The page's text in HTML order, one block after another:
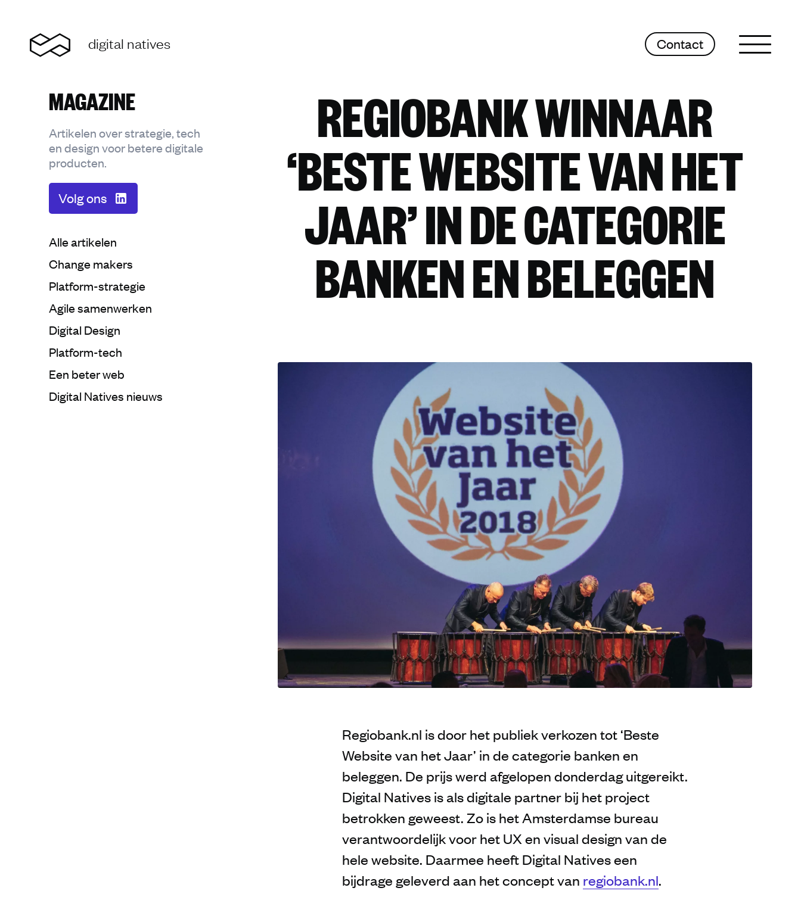
Home Contact Sluit menu
digital natives
MAGAZINE
Artikelen over strategie, tech
en design voor betere digitale
producten.
Volg ons
Categorie:
Alle artikelen
Categorie:
Change makers
Categorie:
Platform-strategie
Categorie:
Agile samenwerken
Categorie:
Digital Design
Categorie:
Platform-tech
Categorie:
Een beter web
Categorie:
Digital Natives nieuws
REGIOBANK WINNAAR
‘BESTE WEBSITE VAN HET
JAAR’ IN DE CATEGORIE
BANKEN EN BELEGGEN
Regiobank.nl is door het publiek verkozen tot ‘Beste
Website van het Jaar’ in de categorie banken en
beleggen. De prijs werd afgelopen donderdaguitgereikt.
Digital Natives is als digitale partner bij het project
betrokken geweest. Zo is het Amsterdamse bureau
verantwoordelijk voor het UX en visual design van de
hele website. Daarmee heeft Digital Natives een
bijdrage geleverd aan het concept van regiobank.nl.